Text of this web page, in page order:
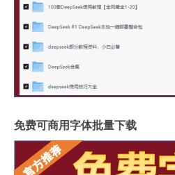
免费可商用字体批量下载